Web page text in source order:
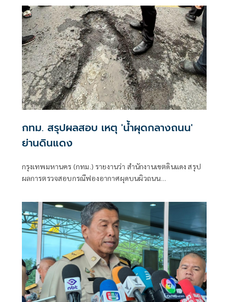
ปลอดภัย
กทม. สรุปผลสอบ เหตุ 'น้ำผุดกลางถนน'
ย่านดินแดง
กรุงเทพมหานคร (กทม.) รายงานว่า สำนักงานเขตดินแดง สรุป
ผลการตรวจสอบกรณีฟองอากาศผุดบนผิวถนน